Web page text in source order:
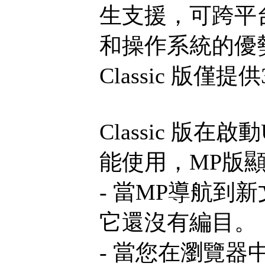
生支援，可跨平
和操作系統的優
Classic 版僅提
Classic 版在啟
能使用，MP版
- 當MP導航到
它還沒有編目。
- 當您在瀏覽器